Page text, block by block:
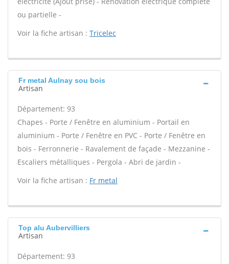
ou partielle -
Voir la fiche artisan : Tricelec
Fr metal Aulnay sou bois
Artisan
Département: 93
Chapes - Porte / Fenêtre en aluminium - Portail en
aluminium - Porte / Fenêtre en PVC - Porte / Fenêtre en
bois - Ferronnerie - Ravalement de façade - Mezzanine -
Escaliers métalliques - Pergola - Abri de jardin -
Voir la fiche artisan : Fr metal
Top alu Aubervilliers
Artisan
Département: 93